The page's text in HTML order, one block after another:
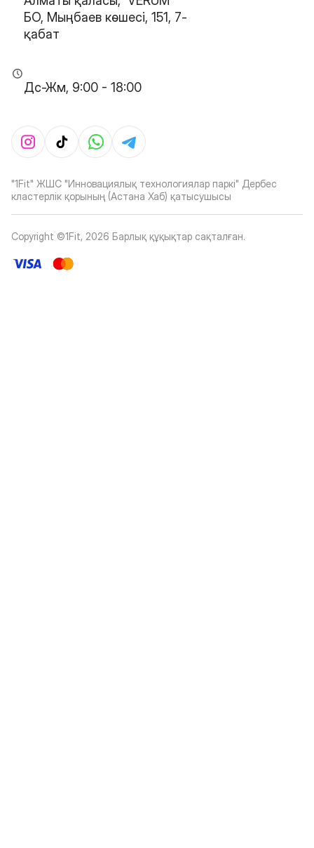
БО, Мыңбаев көшесі, 151, 7-
қабат
Дс-Жм, 9:00 - 18:00
"1Fit" ЖШС "Инновациялық технологиялар паркі" Дербес
кластерлік қорының (Астана Хаб) қатысушысы
Copyright ©1Fit, 2026 Барлық құқықтар сақталған.